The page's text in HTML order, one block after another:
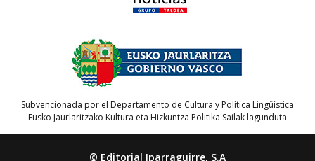
Subvencionada por el Departamento de Cultura y Política Lingüística
Eusko Jaurlaritzako Kultura eta Hizkuntza Politika Sailak lagunduta
© Editorial Iparraguirre, S.A